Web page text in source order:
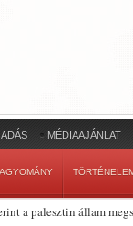
MÉDIAAJÁNLAT
a palesztin állam